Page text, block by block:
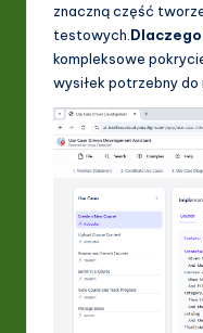
znaczną część
testowych.
kompleksowe
wysiłek potrzebny